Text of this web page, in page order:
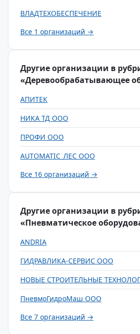
ВЛАДТЕХОБЕСПЕЧЕНИЕ
Все 1 организаций →
Другие организации в
«Деревообрабатывающее
АПИТЕК
НИКА ТД ООО
ПРОФИ ООО
AUTOMATIC_ЛЕС ООО
Все 16 организаций →
Другие организации в
«Пневматическое
ANDRIA
ГИДРАВЛИКА-СЕРВИС ООО
НОВЫЕ СТРОИТЕЛЬНЫЕ
ПневмоГидроМаш ООО
Все 7 организаций →